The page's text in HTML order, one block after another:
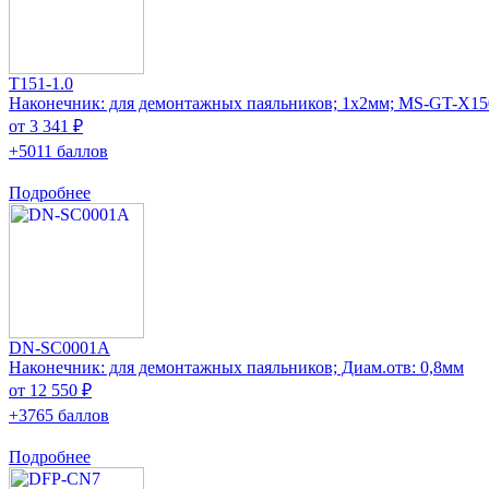
T151-1.0
Наконечник: для демонтажных паяльников; 1x2мм; MS-GT-
от 3 341 ₽
+5011 баллов
Подробнее
DN-SC0001A
Наконечник: для демонтажных паяльников; Диам.отв: 0,8мм
от 12 550 ₽
+3765 баллов
Подробнее